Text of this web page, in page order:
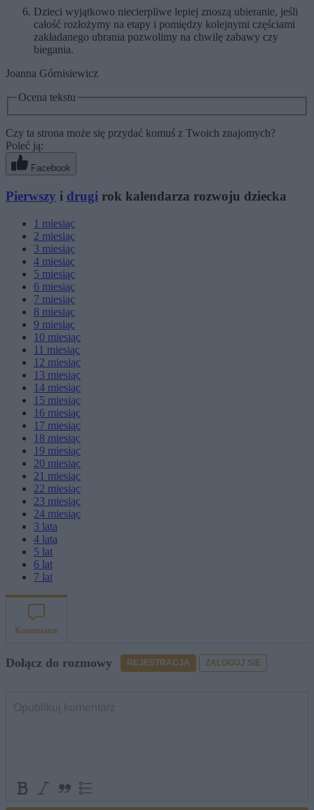
Dzieci wyjątkowo niecierpliwe lepiej znoszą ubieranie, jeśli
całość rozłożymy na etapy i pomiędzy kolejnymi częściami
zakładanego ubrania pozwolimy na chwilę zabawy czy
biegania.
Joanna Górnisiewicz
Ocena tekstu
Czy ta strona może się przydać komuś z Twoich znajomych?
Poleć ją:
Facebook
Pierwszy i drugi rok kalendarza rozwoju dziecka
1 miesiąc
2 miesiąc
3 miesiąc
4 miesiąc
5 miesiąc
6 miesiąc
7 miesiąc
8 miesiąc
9 miesiąc
10 miesiąc
11 miesiąc
12 miesiąc
13 miesiąc
14 miesiąc
15 miesiąc
16 miesiąc
17 miesiąc
18 miesiąc
19 miesiąc
20 miesiąc
21 miesiąc
22 miesiąc
23 miesiąc
24 miesiąc
3 lata
4 lata
5 lat
6 lat
7 lat